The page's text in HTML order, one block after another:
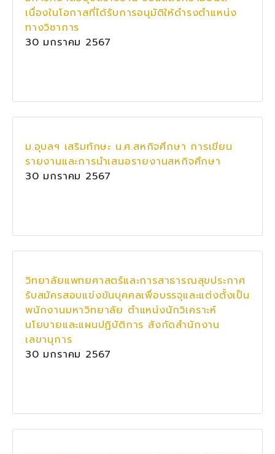
เนื่องในโอกาสที่ได้รับการอนุมัติให้ดำรงตำแหน่ง
ทางวิชาการ
30 มกราคม 2567
ม.อุบลฯ เสริมทักษะ น.ศ.สหกิจศึกษา การเขียน
รายงานและการนำเสนอรายงานสหกิจศึกษา
30 มกราคม 2567
วิทยาลัยแพทยศาสตร์และการสาธารณสุขประกาศ
รับสมัครสอบแข่งขันบุคคลเพื่อบรรจุและแต่งตั้งเป็น
พนักงานมหาวิทยาลัย ตำแหน่งนักวิเคราะห์
นโยบายและแผนปฏิบัติการ สังกัดสำนักงาน
เลขานุการ
30 มกราคม 2567